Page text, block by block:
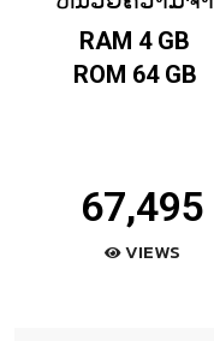
RAM 4 GB
ROM 64 GB
67,495
VIEWS